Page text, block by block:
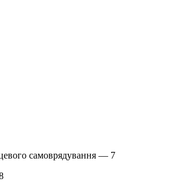
самоврядування — 7